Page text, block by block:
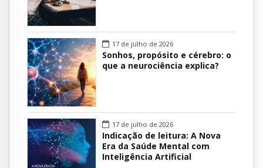
17 de julho de 2026
Sonhos, propósito e cérebro: o
que a neurociência explica?
17 de julho de 2026
Indicação de leitura: A Nova
Era da Saúde Mental com
Inteligência Artificial